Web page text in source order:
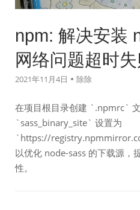
npm: 解决安装
网络问题超时
2021年11月4日 除除
在项目根目录创建 `.npmrc`
`sass_binary_site` 设置为
`https://
以优化 node-sass 的下载源，
性。